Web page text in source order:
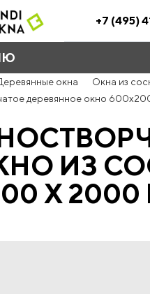
+7 (495)
окна
Окна из
деревянное окно
ИЗ
Х